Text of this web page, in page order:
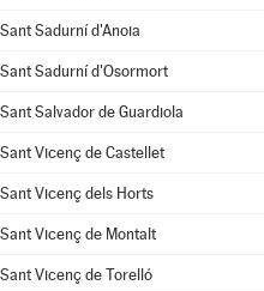
Sant Sadurní d'Anoia
Sant Sadurní d'Osormort
Sant Salvador de Guardiola
Sant Vicenç de Castellet
Sant Vicenç dels Horts
Sant Vicenç de Montalt
Sant Vicenç de Torelló